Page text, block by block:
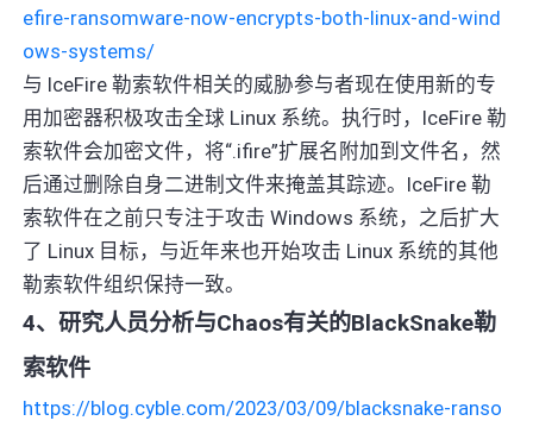
efire-ransomware-now-encrypts-both-linux-and-wind
ows-systems/
与 IceFire 勒索软件相关的威胁参与者现在使用新的专
用加密器积极攻击全球 Linux 系统。执行时，IceFire 勒
索软件会加密文件，将“.ifire”扩展名附加到文件名，然
后通过删除自身二进制文件来掩盖其踪迹。IceFire 勒
索软件在之前只专注于攻击 Windows 系统，之后扩大
了 Linux 目标，与近年来也开始攻击 Linux 系统的其他
勒索软件组织保持一致。
4、研究人员分析与Chaos有关的BlackSnake勒
索软件
https://blog.cyble.com/2023/03/09/blacksnake-ranso